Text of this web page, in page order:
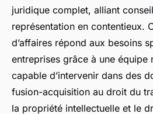
juridique complet, alliant
représentation en contentieux.
d’affaires répond aux besoins
entreprises grâce à une équipe
capable d’intervenir dans des
fusion-acquisition au droit du
la propriété intellectuelle et le